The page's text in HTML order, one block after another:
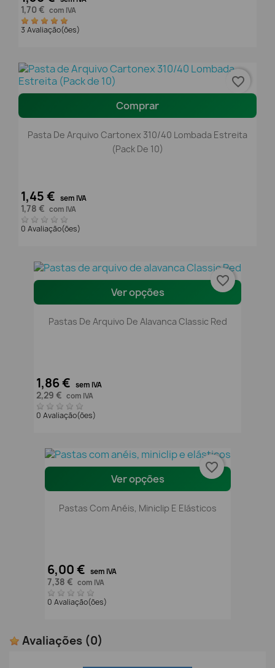
1,70 € com IVA
3 Avaliação(ões)
Comprar
Pasta De Arquivo Cartonex 310/40 Lombada Estreita
(Pack De 10)
1,45 € sem IVA
1,78 € com IVA
0 Avaliação(ões)
favorite_border
Ver opções
Pastas De Arquivo De Alavanca Classic Red
1,86 € sem IVA
2,29 € com IVA
0 Avaliação(ões)
favorite_border
Ver opções
Pastas Com Anéis, Miniclip E Elásticos
6,00 € sem IVA
7,38 € com IVA
0 Avaliação(ões)
favorite_border
Avaliações (0)